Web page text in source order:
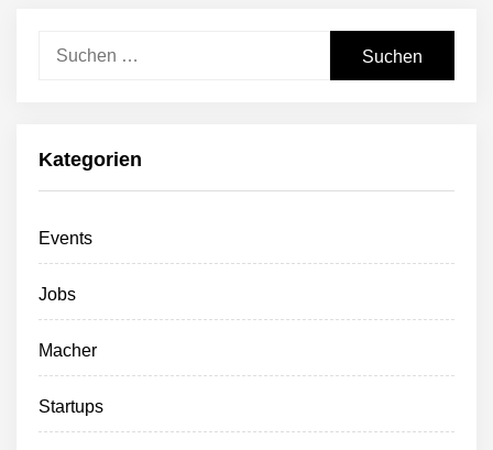
Kategorien
Events
Jobs
Macher
Startups